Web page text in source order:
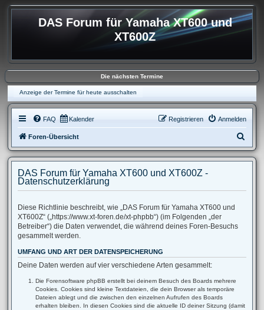
DAS Forum für Yamaha XT600 und
XT600Z
Die nächsten Termine
Anzeige der Termine für heute ausschalten
FAQ Kalender Anmelden
Registrieren
Foren-Übersicht
u
e
DAS Forum für Yamaha XT600 und XT600Z -
Datenschutzerklärung
Diese Richtlinie beschreibt, wie „DAS Forum für Yamaha XT600 und
XT600Z“ („https://www.xt-foren.de/xt-phpbb“) (im Folgenden „der
Betreiber“) die Daten verwendet, die während deines Foren-Besuchs
gesammelt werden.
UMFANG UND ART DER DATENSPEICHERUNG
Deine Daten werden auf vier verschiedene Arten gesammelt:
Die Forensoftware phpBB erstellt bei deinem Besuch des Boards mehrere
Cookies. Cookies sind kleine Textdateien, die dein Browser als temporäre
Dateien ablegt und die zwischen den einzelnen Aufrufen des Boards
erhalten bleiben. In diesen Cookies sind die aktuelle ID deiner Sitzung (damit